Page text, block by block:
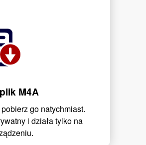
M4A
go natychmiast.
i działa tylko na